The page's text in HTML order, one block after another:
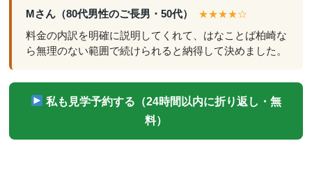
Mさん（80代男性のご長男・50代） ★★★★☆
料金の内訳を明確に説明してくれて、はなことば柏崎な
ら無理のない範囲で続けられると納得して決めました。
私も見学予約する（24時間以内に折り返し・無
料）